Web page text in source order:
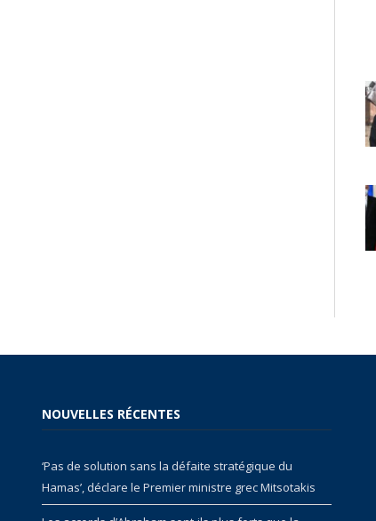
NOUVELLES RÉCENTES
‘Pas de solution sans la défaite stratégique du
Hamas’, déclare le Premier ministre grec Mitsotakis